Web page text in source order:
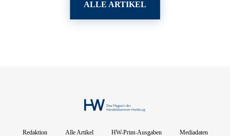
ALLE ARTIKEL
Redaktion Alle Artikel HW-Print-Ausgaben Mediadaten